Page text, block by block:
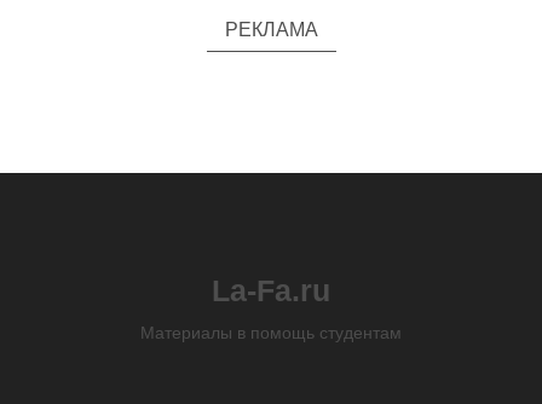
РЕКЛАМА
La-Fa.ru
Материалы в помощь студентам